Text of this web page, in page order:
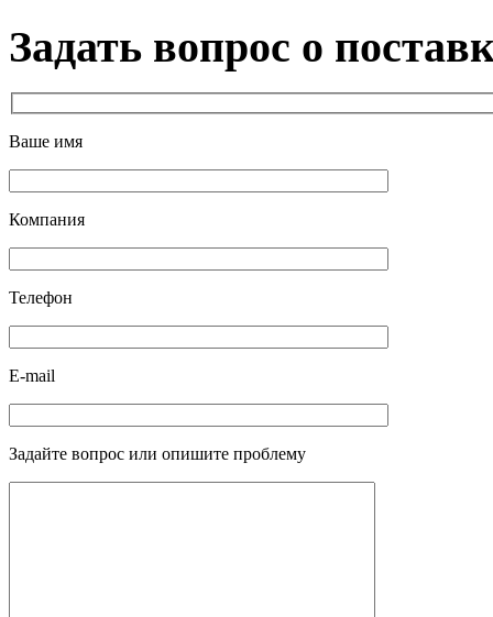
Задать вопрос о
Ваше имя
Компания
Телефон
E-mail
Задайте вопрос или опишите проблему